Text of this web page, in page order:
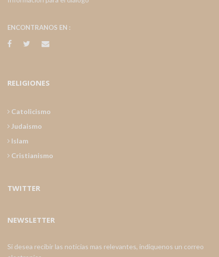
ENCONTRANOS EN :
RELIGIONES
Catolicismo
Judaismo
Islam
Cristianismo
TWITTER
NEWSLETTER
Si desea recibir las noticias mas relevantes, indiquenos un correo